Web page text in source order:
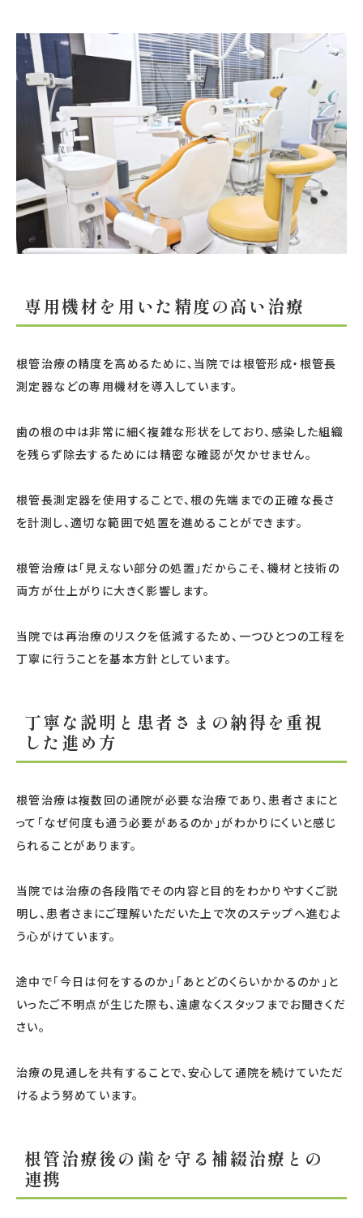
専用機材を用いた精度の高い治療
根管治療の精度を高めるために、当院では根管形成・根管長
測定器などの専用機材を導入しています。
歯の根の中は非常に細く複雑な形状をしており、感染した組織
を残らず除去するためには精密な確認が欠かせません。
根管長測定器を使用することで、根の先端までの正確な長さ
を計測し、適切な範囲で処置を進めることができます。
根管治療は「見えない部分の処置」だからこそ、機材と技術の
両方が仕上がりに大きく影響します。
当院では再治療のリスクを低減するため、一つひとつの工程を
丁寧に行うことを基本方針としています。
丁寧な説明と患者さまの納得を重視
した進め方
根管治療は複数回の通院が必要な治療であり、患者さまにと
って「なぜ何度も通う必要があるのか」がわかりにくいと感じ
られることがあります。
当院では治療の各段階でその内容と目的をわかりやすくご説
明し、患者さまにご理解いただいた上で次のステップへ進むよ
う心がけています。
途中で「今日は何をするのか」「あとどのくらいかかるのか」と
いったご不明点が生じた際も、遠慮なくスタッフまでお聞きくだ
さい。
治療の見通しを共有することで、安心して通院を続けていただ
けるよう努めています。
根管治療後の歯を守る補綴治療との
連携